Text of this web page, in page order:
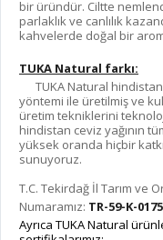
bir üründür. Ciltte
parlaklık ve canlılık
kahvelerde doğal bir
TUKA Natural farkı:
TUKA Natural hindistan
yöntemi ile üretilmiş ve
üretim tekniklerini
hindistan ceviz yağının
yüksek oranda hiçbir
sunuyoruz.
T.C. Tekirdağ İl Tarım ve
Numaramız: TR-59-K-
Ayrıca TUKA Natural